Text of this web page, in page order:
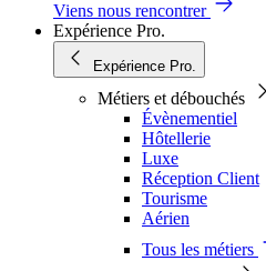
Viens nous rencontrer
Expérience Pro.
Expérience Pro.
Métiers et débouchés
Évènementiel
Hôtellerie
Luxe
Réception Client
Tourisme
Aérien
Tous les métiers